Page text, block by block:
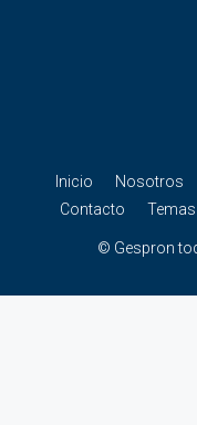
Inicio Nosotros
Contacto
Temas
© Gespron